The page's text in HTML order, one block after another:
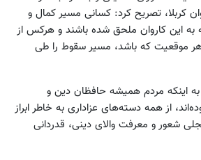
کربلا، تصریح کرد: کسانی مسیر کمال و
به این کاروان ملحق شده باشند و هرکس از
موقعیت که باشد، مسیر سقوط را طی
اینکه مردم همیشه حافظان دین و
از همه دسته‌های عزاداری به خاطر ابراز
شعور و معرفت والای دینی، قدردانی